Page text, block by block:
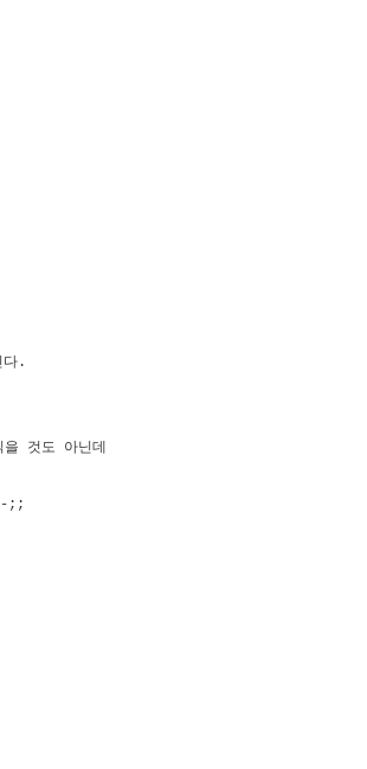
다.
것도 아닌데
,-;;